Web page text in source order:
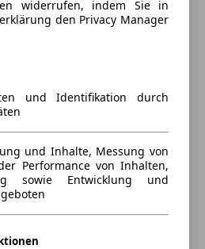
widerrufen, indem Sie in
den Privacy Manager
und Identifikation durch
und Inhalte, Messung von
Performance von Inhalten,
sowie Entwicklung und